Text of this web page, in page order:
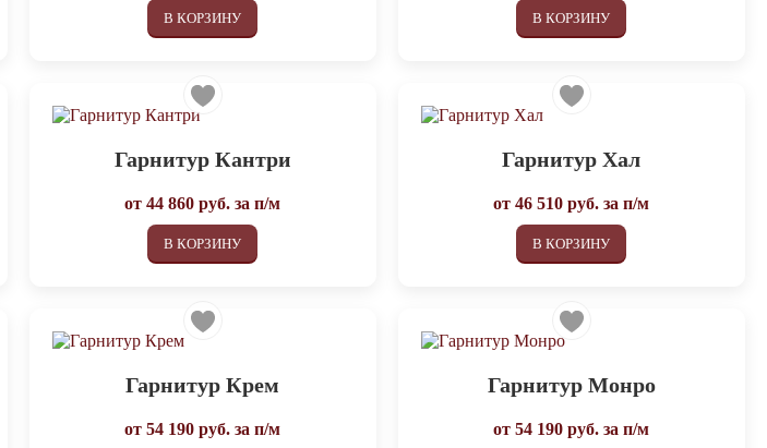
В КОРЗИНУ В КОРЗИНУ
Гарнитур Кантри
от44 860 руб. за п/м
В КОРЗИНУ
Гарнитур Хал
от46 510 руб. за п/м
В КОРЗИНУ
Гарнитур Крем
от54 190 руб. за п/м
Гарнитур Монро
от54 190 руб. за п/м